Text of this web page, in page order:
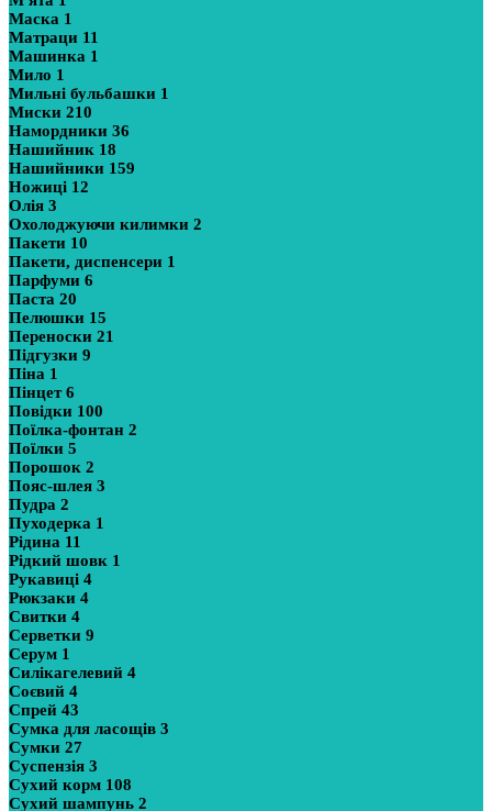
Маска 1
Матраци 11
Машинка 1
Мило 1
Мильні бульбашки 1
Миски 210
Намордники 36
Нашийник 18
Нашийники 159
Ножиці 12
Олія 3
Охолоджуючи килимки 2
Пакети 10
Пакети, диспенсери 1
Парфуми 6
Паста 20
Пелюшки 15
Переноски 21
Підгузки 9
Піна 1
Пінцет6
Повідки 100
Поїлка-фонтан 2
Поїлки 5
Порошок 2
Пояс-шлея 3
Пудра 2
Пуходерка 1
Рідина 11
Рідкий шовк 1
Рукавиці 4
Рюкзаки 4
Свитки 4
Серветки 9
Серум 1
Силікагелевий 4
Соєвий 4
Спрей 43
Сумка для ласощів 3
Сумки 27
Суспензія 3
Сухий корм 108
Сухий шампунь 2